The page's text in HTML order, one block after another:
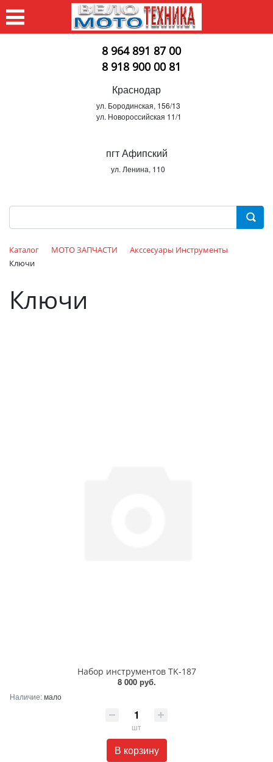
8 964 891 87 00
8 918 900 00 81
Краснодар
ул. Бородинская, 156/13
ул. Новороссийская 11/1
пгт Афипский
ул. Ленина, 110
Каталог МОТО ЗАПЧАСТИ
Акссесуары Инструменты
Ключи
Ключи
Набор инструментов TK-187
8 000 руб.
Наличие:мало
шт
В корзину